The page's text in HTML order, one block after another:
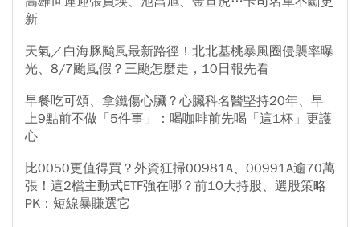
新
天氣／白海豚颱風最新路徑！北北基桃暴風圈侵襲率曝
光、8/7颱風假？三颱怎麼走，10日報先看
早餐吃可頌、拿鐵傷心臟？心臟科名醫堅持20年、早
上9點前不做「5件事」：喝咖啡前先喝「這1杯」更護
心
比0050更值得買？外資狂掃00981A、00991A逾70萬
張！這2檔主動式ETF強在哪？前10大持股、選股策略
PK：短線暴賺選它